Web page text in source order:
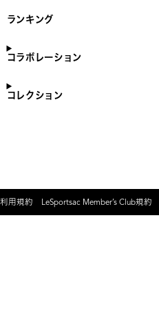
ランキング
コラボレーション
コレクション
利用規約 LeSportsac Member’s Club規約